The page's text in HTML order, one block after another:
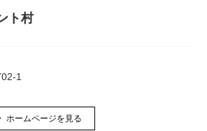
ト村
1
ホームページを見る